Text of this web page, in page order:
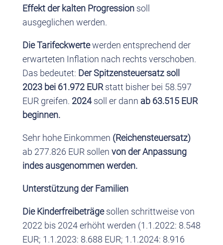
Effekt der kalten Progressionsoll
ausgeglichen werden.
Die Tarifeckwertewerden entsprechend der
erwarteten Inflation nach rechts verschoben.
Das bedeutet: Der Spitzensteuersatz soll
2023 bei 61.972 EURstatt bisher bei 58.597
EUR greifen. 2024soll er dann ab 63.515 EUR
beginnen.
Sehr hohe Einkommen (Reichensteuersatz)
ab 277.826 EUR sollen von der Anpassung
indes ausgenommen werden.
Unterstützung der Familien
Die Kinderfreibeträgesollen schrittweise von
2022 bis 2024 erhöht werden (1.1.2022: 8.548
EUR; 1.1.2023: 8.688 EUR; 1.1.2024: 8.916